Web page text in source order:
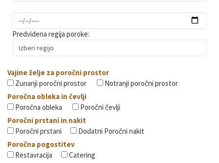
Predvidena regija poroke:
Vajine želje za poročni prostor
Zunanji poročni prostor
Notranji poročni prostor
Poročna obleka in čevlji
Poročna obleka
Poročni čevlji
Poročni prstani in nakit
Poročni prstani
Dodatni Poročni nakit
Poročna pogostitev
Restavracija
Catering